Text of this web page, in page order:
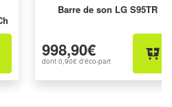
Barre de son LG S95TR
998,90€
dont 0,90€ d'éco-part